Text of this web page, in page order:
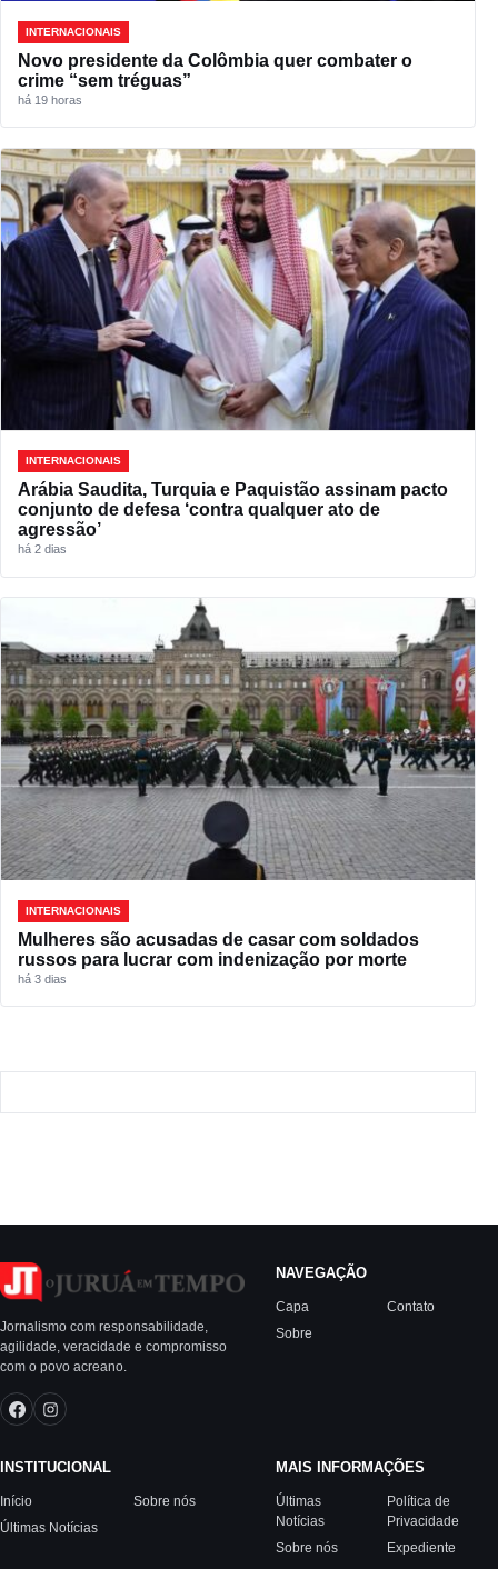
INTERNACIONAIS
Novo presidente da Colômbia quer combater o
crime “sem tréguas”
há 19 horas
INTERNACIONAIS
Arábia Saudita, Turquia e Paquistão assinam pacto
conjunto de defesa ‘contra qualquer ato de
agressão’
há 2 dias
INTERNACIONAIS
Mulheres são acusadas de casar com soldados
russos para lucrar com indenização por morte
há 3 dias
Jornalismo com responsabilidade,
agilidade, veracidade e compromisso
com o povo acreano.
NAVEGAÇÃO
Capa
Sobre
Contato
INSTITUCIONAL
Início
Últimas Notícias
Sobre nós
MAIS INFORMAÇÕES
Últimas
Notícias
Sobre nós
Política de
Privacidade
Expediente